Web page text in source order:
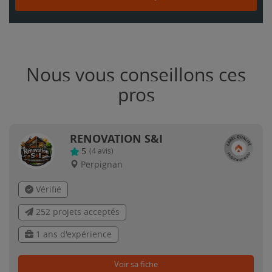
Nous vous conseillons ces
pros
RENOVATION S&I
5 (4 avis)
Perpignan
Vérifié
252 projets acceptés
1 ans d'expérience
Voir sa fiche